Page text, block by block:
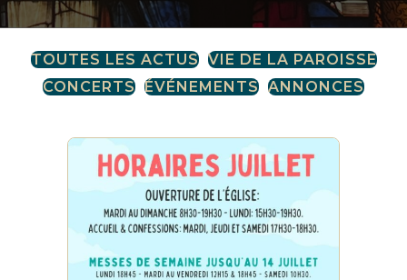
TOUTES LES ACTUS VIE DE LA PAROISSE
CONCERTS ÉVÉNEMENTS ANNONCES